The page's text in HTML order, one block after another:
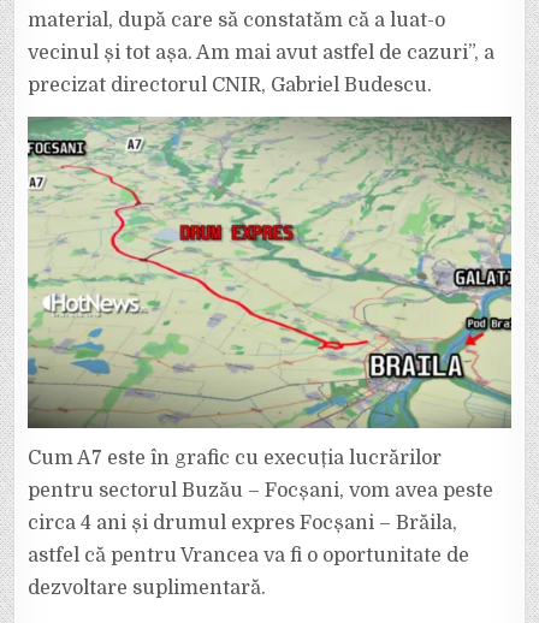
material, după care să constatăm că a luat-o
vecinul și tot așa. Am mai avut astfel de cazuri”, a
precizat directorul CNIR, Gabriel Budescu.
Cum A7 este în grafic cu execuția lucrărilor
pentru sectorul Buzău – Focșani, vom avea peste
circa 4 ani și drumul expres Focșani – Brăila,
astfel că pentru Vrancea va fi o oportunitate de
dezvoltare suplimentară.